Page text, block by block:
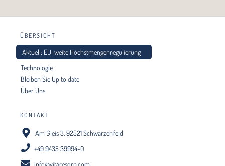
ÜBERSICHT
Aktuell: EU-weite Höchstmengenregulierung
Technologie
Bleiben Sie Up to date
Über Uns
KONTAKT
Am Gleis 3, 92521 Schwarzenfeld
+49 9435 39994-0
info@vitaresorp.com